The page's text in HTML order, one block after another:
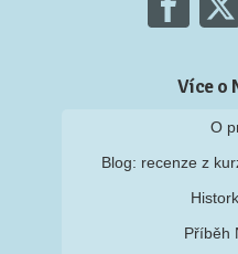
Více o
O
Blog: recenze z
Příběh